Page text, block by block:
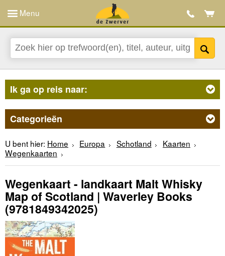
Menu
Ik ga op reis naar:
Categorieën
U bent hier: Home Europa Schotland
Kaarten
Wegenkaarten
Wegenkaart - landkaart Malt Whisky
Map of Scotland | Waverley Books
(9781849342025)